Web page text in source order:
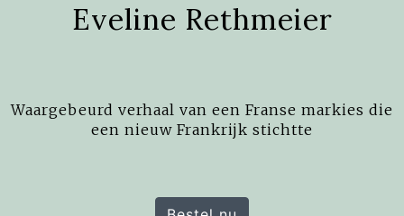
Eveline Rethmeier
Waargebeurd verhaal van een Franse markies die
een nieuw Frankrijk stichtte